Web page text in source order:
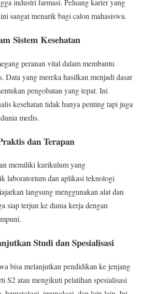
industri farmasi. Peluang karier yang
sangat menarik bagi calon mahasiswa.
Sistem Kesehatan
peranan vital dalam membantu
Data yang mereka hasilkan menjadi dasar
pengobatan yang tepat. Ini
kesehatan tidak hanya penting tapi juga
medis.
dan Terapan
memiliki kurikulum yang
laboratorium dan aplikasi teknologi
langsung menggunakan alat dan
siap terjun ke dunia kerja dengan
Studi dan Spesialisasi
bisa melanjutkan pendidikan ke jenjang
S2 atau mengikuti pelatihan spesialisasi